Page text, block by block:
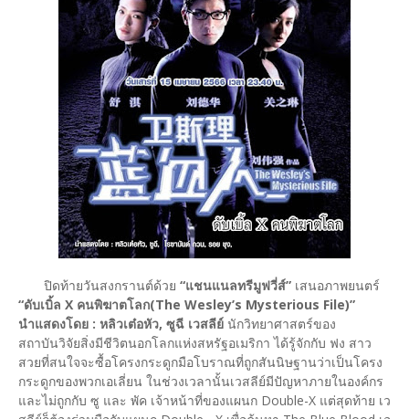
ปิดท้ายวันสงกรานต์ด้วย “แชนแนลทรีมูฟวี่ส์” เสนอภาพยนตร์
“ดับเบิ้ล X คนพิฆาตโลก(The Wesley’s Mysterious File)”
นำแสดงโดย : หลิวเต๋อหัว, ซูฉี เวสลีย์ นักวิทยาศาสตร์ของ
สถาบันวิจัยสิ่งมีชีวิตนอกโลกแห่งสหรัฐอเมริกา ได้รู้จักกับ ฟง สาว
สวยที่สนใจจะซื้อโครงกระดูกมือโบราณที่ถูกสันนิษฐานว่าเป็นโครง
กระดูกของพวกเอเลี่ยน ในช่วงเวลานั้นเวสลีย์มีปัญหาภายในองค์กร
และไม่ถูกกับ ซู และ พัค เจ้าหน้าที่ของแผนก Double-X แต่สุดท้าย เว